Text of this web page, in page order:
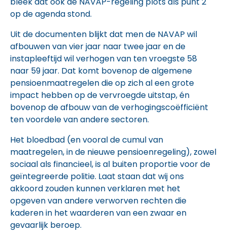
op de agenda stond.
Uit de documenten blijkt dat men de NAVAP wil
afbouwen van vier jaar naar twee jaar en de
instapleeftijd wil verhogen van ten vroegste 58
naar 59 jaar. Dat komt bovenop de algemene
pensioenmaatregelen die op zich al een grote
impact hebben op de vervroegde uitstap, én
bovenop de afbouw van de verhogingscoëfficiënt
ten voordele van andere sectoren.
Het bloedbad (en vooral de cumul van
maatregelen, in de nieuwe pensioenregeling), zowel
sociaal als financieel, is al buiten proportie voor de
geïntegreerde politie. Laat staan dat wij ons
akkoord zouden kunnen verklaren met het
opgeven van andere verworven rechten die
kaderen in het waarderen van een zwaar en
gevaarlijk beroep.